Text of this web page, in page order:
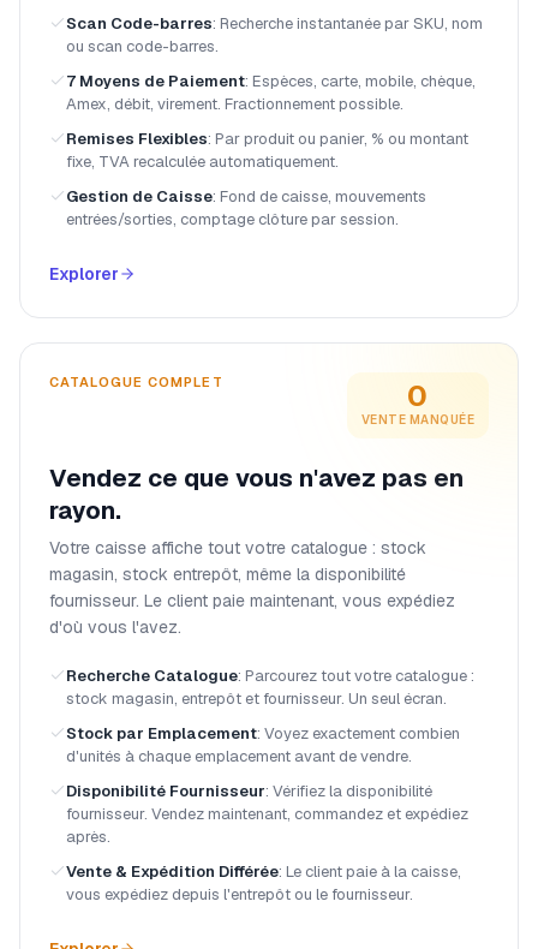
Scan Code-barres: Recherche instantanée par SKU, nom
ou scan code-barres.
7 Moyens de Paiement: Espèces, carte, mobile, chèque,
Amex, débit, virement. Fractionnement possible.
Remises Flexibles: Par produit ou panier, % ou montant
fixe, TVA recalculée automatiquement.
Gestion de Caisse: Fond de caisse, mouvements
entrées/sorties, comptage clôture par session.
Explorer
CATALOGUE COMPLET 0
VENTE MANQUÉE
Vendez ce que vous n'avez pas en
rayon.
Votre caisse affiche tout votre catalogue : stock
magasin, stock entrepôt, même la disponibilité
fournisseur. Le client paie maintenant, vous expédiez
d'où vous l'avez.
Recherche Catalogue: Parcourez tout votre catalogue :
stock magasin, entrepôt et fournisseur. Un seul écran.
Stock par Emplacement: Voyez exactement combien
d'unités à chaque emplacement avant de vendre.
Disponibilité Fournisseur: Vérifiez la disponibilité
fournisseur. Vendez maintenant, commandez et expédiez
après.
Vente & Expédition Différée: Le client paie à la caisse,
vous expédiez depuis l'entrepôt ou le fournisseur.